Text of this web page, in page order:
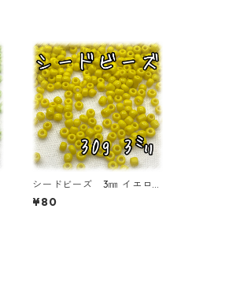
シードビーズ 3㎜ イエロ
ー 30ｇ【SEED-BEADS-o
03-YEL】
¥80